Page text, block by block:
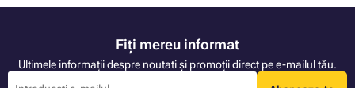
Fiți mereu informat
Ultimele informații despre noutati și promoții direct pe e-mailul tău.